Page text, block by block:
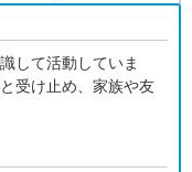
して活動していま
受け止め、家族や友